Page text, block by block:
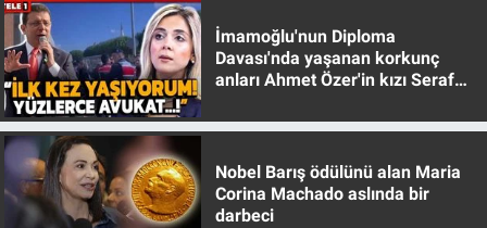
İmamoğlu'nun Diploma
Davası'nda yaşanan korkunç
anları Ahmet Özer'in kızı Seraf
Nobel Barış ödülünü alan Maria
Corina Machado aslında bir
darbeci